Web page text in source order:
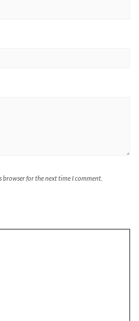
browser for the next time I comment.